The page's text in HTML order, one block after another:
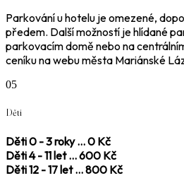
Parkování u hotelu je omezené,
předem. Další možností je hlídané
parkovacím domě nebo na
ceníku na webu města Mariánské
05
Děti
Děti 0 - 3 roky ... 0 Kč
Děti 4 - 11 let ... 600 Kč
Děti 12 - 17 let ... 800 Kč